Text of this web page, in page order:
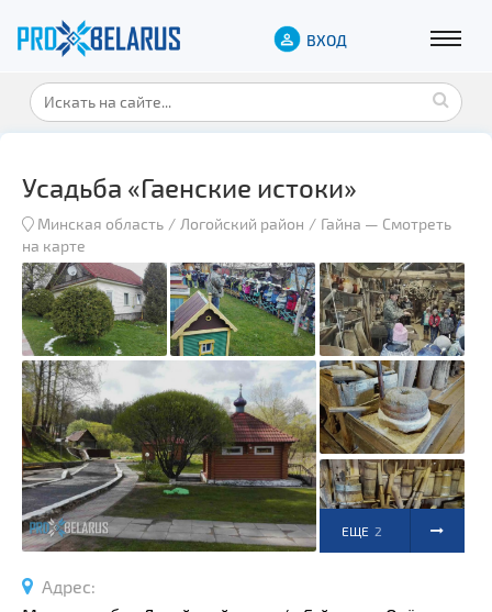
ВХОД
Усадьба «Гаенские истоки»
Минская область Логойский район Гайна — Смотреть
на карте
ЕЩЕ 2
Адрес: